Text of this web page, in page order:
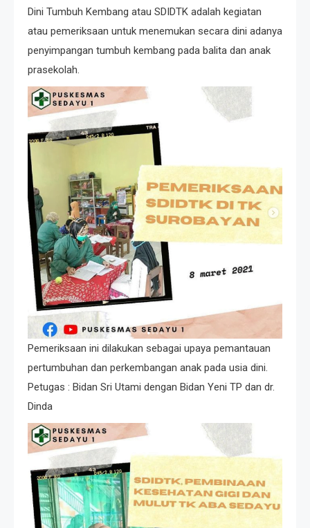
Dini Tumbuh Kembang atau SDIDTK adalah kegiatan
atau pemeriksaan untuk menemukan secara dini adanya
penyimpangan tumbuh kembang pada balita dan anak
prasekolah.
Pemeriksaan ini dilakukan sebagai upaya pemantauan
pertumbuhan dan perkembangan anak pada usia dini.
Petugas : Bidan Sri Utami dengan Bidan Yeni TP dan dr.
Dinda